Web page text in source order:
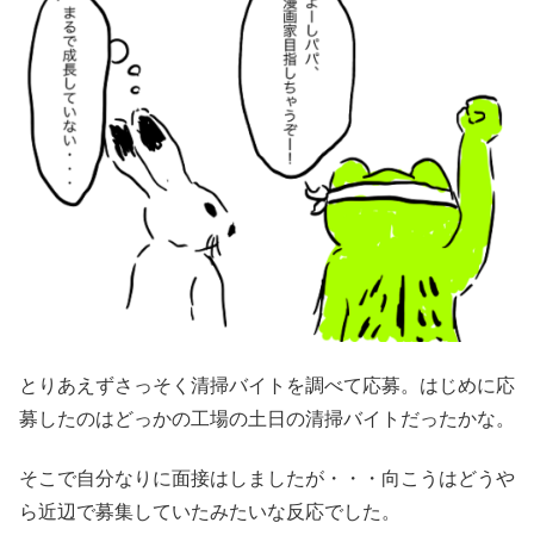
とりあえずさっそく清掃バイトを調べて応募。はじめに応
募したのはどっかの工場の土日の清掃バイトだったかな。
そこで自分なりに面接はしましたが・・・向こうはどうや
ら近辺で募集していたみたいな反応でした。